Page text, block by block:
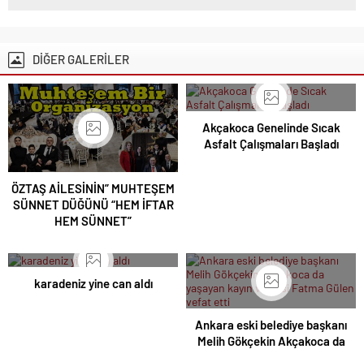
DİĞER GALERİLER
ÖZTAŞ AİLESİNİN” MUHTEŞEM
SÜNNET DÜĞÜNÜ “HEM İFTAR
HEM SÜNNET”
Akçakoca Genelinde Sıcak
Asfalt Çalışmaları Başladı
karadeniz yine can aldı
Ankara eski belediye başkanı
Melih Gökçekin Akçakoca da